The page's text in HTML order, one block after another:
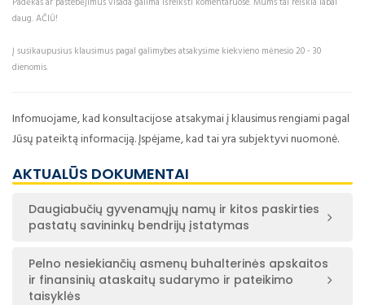
daug. AČIŪ!
Į susikaupusius klausimus pagal galimybes atsakysime kiekvieno mėnesio 20 - 30
dienomis.
Infomuojame, kad konsultacijose atsakymai į klausimus rengiami pagal
Jūsų pateiktą informaciją. Įspėjame, kad tai yra subjektyvi nuomonė.
AKTUALŪS DOKUMENTAI
Daugiabučių gyvenamųjų namų ir kitos paskirties
pastatų savininkų bendrijų įstatymas
Pelno nesiekiančių asmenų buhalterinės apskaitos
ir finansinių ataskaitų sudarymo ir pateikimo
taisyklės